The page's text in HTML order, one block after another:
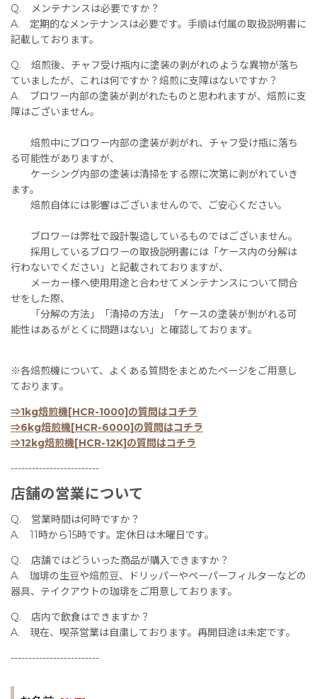
Q. メンテナンスは必要ですか？
A. 定期的なメンテナンスは必要です。手順は付属の取扱説明書に
記載しております。
Q. 焙煎後、チャフ受け瓶内に塗装の剥がれのような異物が落ち
ていましたが、これは何ですか？焙煎に支障はないですか？
A. ブロワー内部の塗装が剥がれたものと思われますが、焙煎に支
障はございません。
焙煎中にブロワー内部の塗装が剥がれ、チャフ受け瓶に落ち
る可能性がありますが、
ケーシング内部の塗装は清掃をする際に次第に剥がれていき
ます。
焙煎自体には影響はございませんので、ご安心ください。
ブロワーは弊社で設計製造しているものではございません。
採用しているブロワーの取扱説明書には「ケース内の分解は
行わないでください」と記載されておりますが、
メーカー様へ使用用途と合わせてメンテナンスについて問合
せをした際、
「分解の方法」「清掃の方法」「ケースの塗装が剝がれる可
能性はあるがとくに問題はない」と確認しております。
※各焙煎機について、よくある質問をまとめたページをご用意し
ております。
⇒1kg焙煎機[HCR-1000]の質問はコチラ
⇒6kg焙煎機[HCR-6000]の質問はコチラ
⇒12kg焙煎機[HCR-12K]の質問はコチラ
-------------------------
店舗の営業について
Q. 営業時間は何時ですか？
A. 11時から15時です。定休日は木曜日です。
Q. 店舗ではどういった商品が購入できますか？
A. 珈琲の生豆や焙煎豆、ドリッパーやペーパーフィルターなどの
器具、テイクアウトの珈琲をご用意しております。
Q. 店内で飲食はできますか？
A. 現在、喫茶営業は自粛しております。再開目途は未定です。
-------------------------